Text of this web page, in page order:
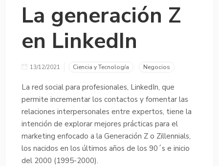
La generación Z
en LinkedIn
13/12/2021 Ciencia y Tecnología Negocios
La red social para profesionales, LinkedIn, que
permite incrementar los contactos y fomentar las
relaciones interpersonales entre expertos, tiene la
intención de explorar mejores prácticas para el
marketing enfocado a la Generación Z o Zillennials,
los nacidos en los últimos años de los 90´s e inicio
del 2000 (1995-2000).